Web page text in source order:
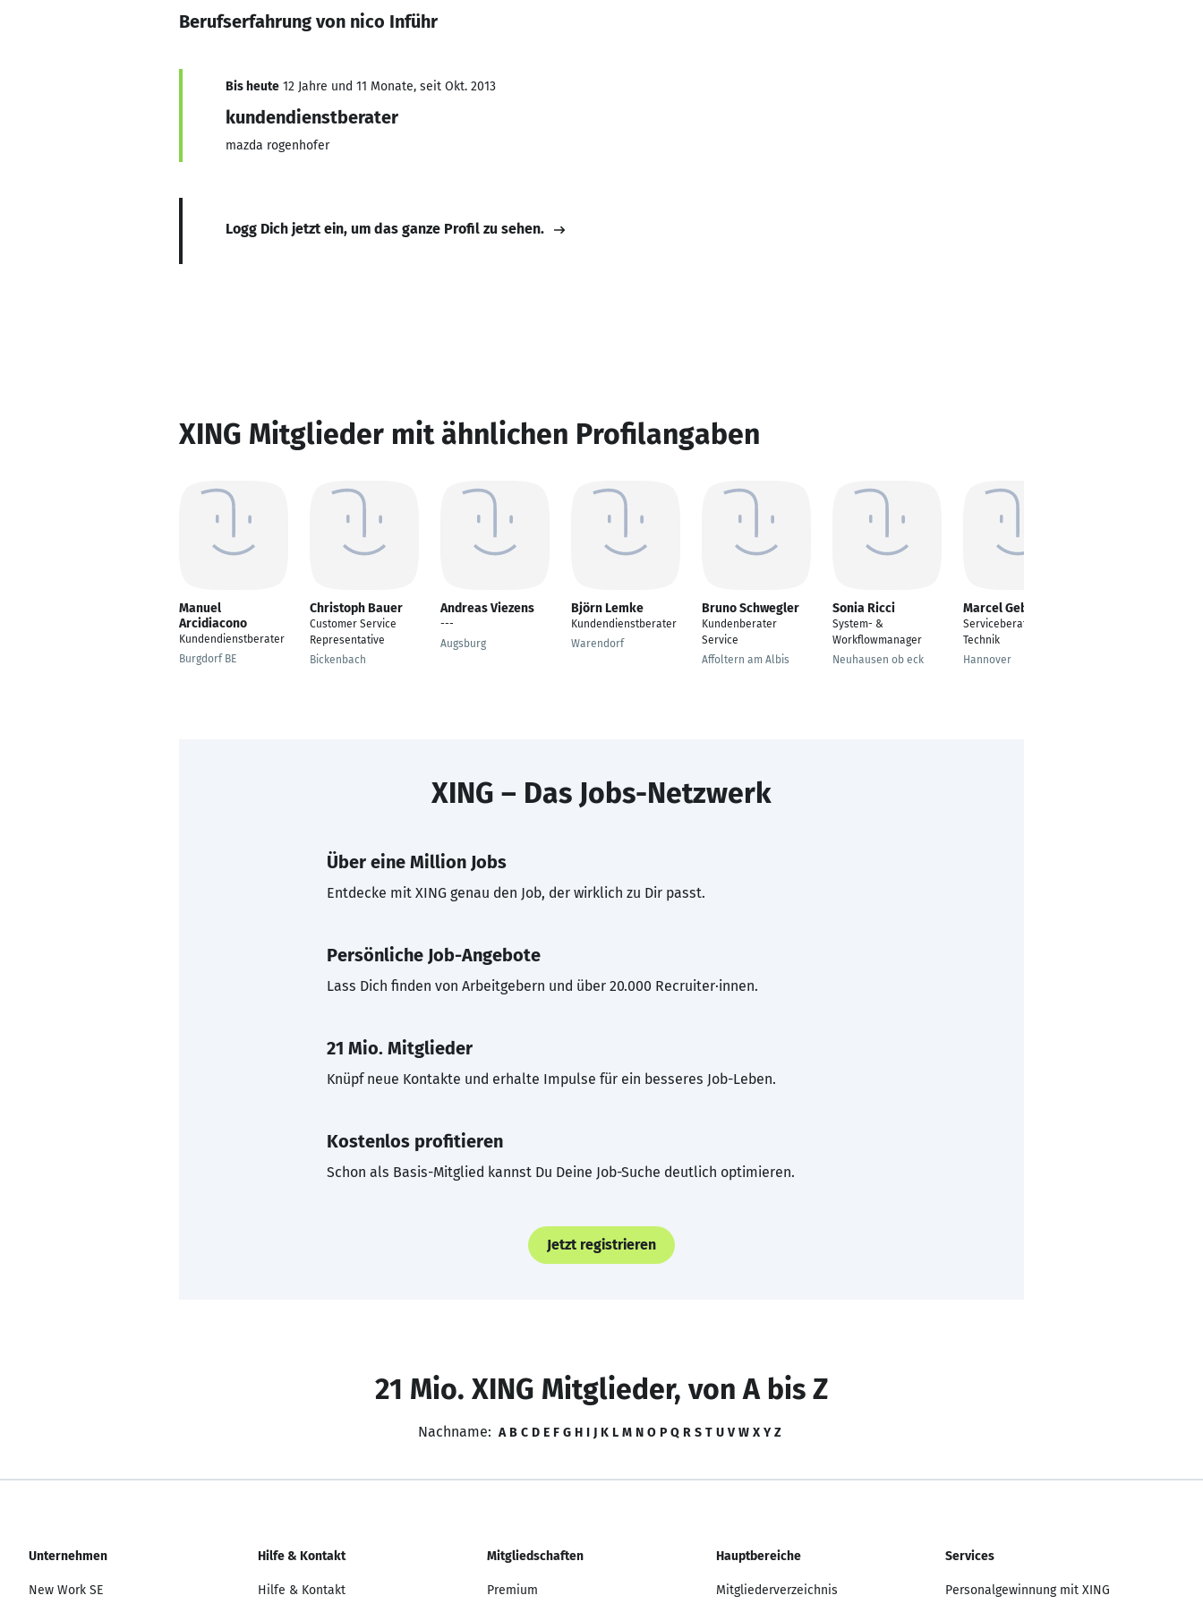
Berufserfahrung von nico Inführ
Bis heute 12 Jahre und 11 Monate, seit Okt. 2013
kundendienstberater
mazda rogenhofer
Logg Dich jetzt ein, um das ganze Profil zu sehen.
XING Mitglieder mit ähnlichen Profilangaben
Manuel
Arcidiacono
Kundendienstberater
Burgdorf BE
Christoph Bauer
Customer Service
Representative
Bickenbach
Andreas Viezens
---
Augsburg
Björn Lemke
Kundendienstberater
Warendorf
Bruno Schwegler
Kundenberater
Service
Affoltern am Albis
Sonia Ricci
System- &
Workflowmanager
Neuhausen ob eck
Marcel Gebhardt
Serviceberater / IT-
Technik
Hannover
XING – Das Jobs-Netzwerk
Über eine Million Jobs
Entdecke mit XING genau den Job, der wirklich zu Dir passt.
Persönliche Job-Angebote
Lass Dich finden von Arbeitgebern und über 20.000 Recruiter·innen.
21 Mio. Mitglieder
Knüpf neue Kontakte und erhalte Impulse für ein besseres Job-Leben.
Kostenlos profitieren
Schon als Basis-Mitglied kannst Du Deine Job-Suche deutlich optimieren.
Jetzt registrieren
21 Mio. XING Mitglieder, von A bis Z
Nachname: A B C D E F G H I J K L M N O P Q R S T U V W X Y Z
Unternehmen
New Work SE
Hilfe & Kontakt
Hilfe & Kontakt
Mitgliedschaften
Premium
Hauptbereiche
Mitgliederverzeichnis
Services
Personalgewinnung mit XING